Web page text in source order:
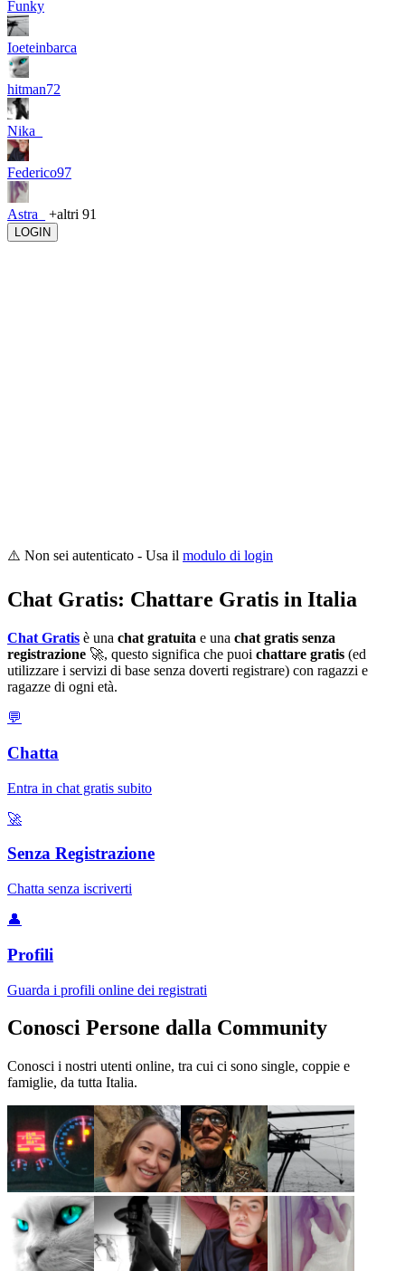
Funky
Ioeteinbarca
hitman72
Nika_
Federico97
Astra_ +altri 91
LOGIN
⚠️ Non sei autenticato - Usa il modulo di login
Chat Gratis: Chattare Gratis in Italia
Chat Gratis è una chat gratuita e una chat gratis senza
registrazione 🚀, questo significa che puoi chattare gratis (ed
utilizzare i servizi di base senza doverti registrare) con ragazzi e
ragazze di ogni età.
💬
Chatta
Entra in chat gratis subito
🚀
Senza Registrazione
Chatta senza iscriverti
👤
Profili
Guarda i profili online dei registrati
Conosci Persone dalla Community
Conosci i nostri utenti online, tra cui ci sono single, coppie e
famiglie, da tutta Italia.